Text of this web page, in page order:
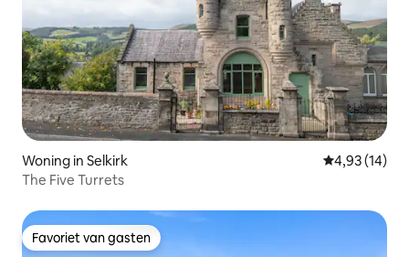
Woning in Selkirk Gemiddelde
4,93 (14)
The Five Turrets
Favoriet van gasten
Favoriet van gasten